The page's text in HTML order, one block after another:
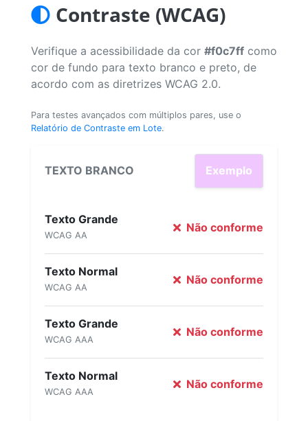
Contraste (WCAG)
Verifique a acessibilidade da cor #f0c7ff como
cor de fundo para texto branco e preto, de
acordo com as diretrizes WCAG 2.0.
Para testes avançados com múltiplos pares, use o
Relatório de Contraste em Lote.
TEXTO BRANCO Exemplo
Texto Grande
WCAG AA
Não conforme
Texto Normal
WCAG AA
Não conforme
Texto Grande
WCAG AAA
Não conforme
Texto Normal
WCAG AAA
Não conforme